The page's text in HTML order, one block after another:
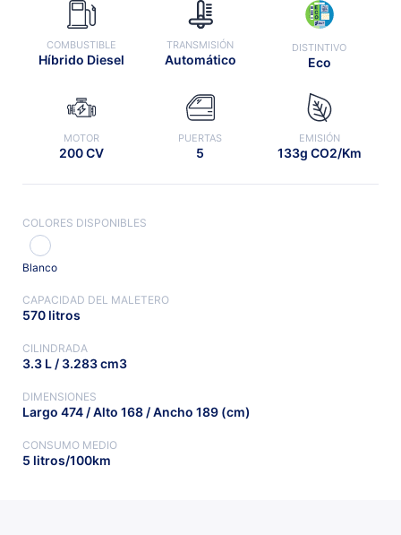
COMBUSTIBLE
Híbrido Diesel
TRANSMISIÓN
Automático
DISTINTIVO
Eco
MOTOR
200 CV
PUERTAS
5
EMISIÓN
133g CO2/Km
COLORES DISPONIBLES
Blanco
CAPACIDAD DEL MALETERO
570 litros
CILINDRADA
3.3 L / 3.283 cm3
DIMENSIONES
Largo 474 / Alto 168 / Ancho 189 (cm)
CONSUMO MEDIO
5 litros/100km